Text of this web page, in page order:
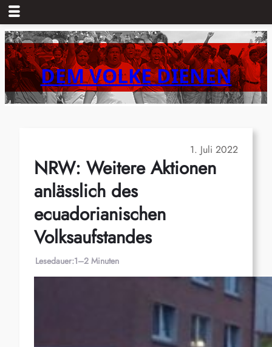
Zum
Inhalt
springenDEM VOLKE DIENEN
1. Juli 2022
NRW: Weitere Aktionen
anlässlich des
ecuadorianischen
Volksaufstandes
Lesedauer:1–2 Minuten